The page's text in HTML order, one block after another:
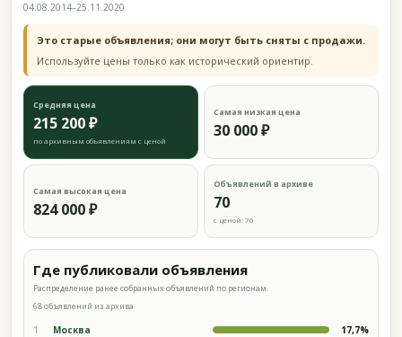
04.08.2014–25.11.2020
Это старые объявления; они могут быть сняты с продажи.
Используйте цены только как исторический ориентир.
Средняя цена
215 200 ₽
по архивным объявлениям с ценой
Самая низкая цена
30 000 ₽
Самая высокая цена
824 000 ₽
Объявлений в архиве
70
с ценой: 70
Где публиковали объявления
Распределение ранее собранных объявлений по регионам.
68 объявлений из архива
1 Москва 17,7%